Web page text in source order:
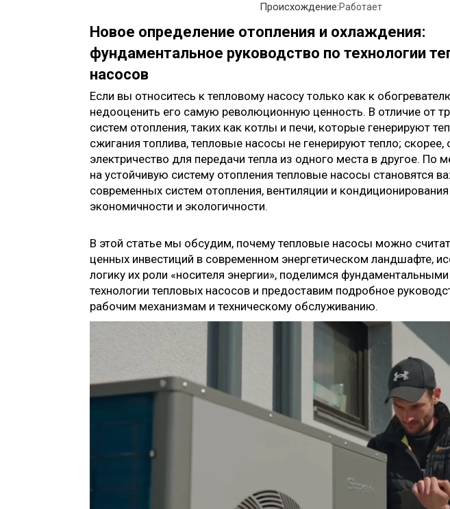
Происхождение:Работает
Новое определение отопления и охлаждения:
фундаментальное руководство по технологии
насосов
Если вы относитесь к тепловому насосу только как к
недооценить его самую революционную ценность. В отличие от
систем отопления, таких как котлы и печи, которые генерируют
сжигания топлива, тепловые насосы не генерируют тепло; скорее,
электричество для передачи тепла из одного места в другое. По
на устойчивую систему отопления тепловые насосы становятся
современных систем отопления, вентиляции и
экономичности и экологичности.
В этой статье мы обсудим, почему тепловые насосы можно
ценных инвестиций в современном энергетическом ландшафте,
логику их роли «носителя энергии», поделимся
технологии тепловых насосов и предоставим подробное
рабочим механизмам и техническому обслуживанию.